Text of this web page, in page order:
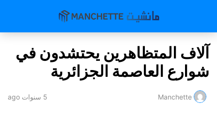
آلاف المتظاهرين يحتشدون في
شوارع العاصمة الجزائرية
Manchette 5 سنوات ago